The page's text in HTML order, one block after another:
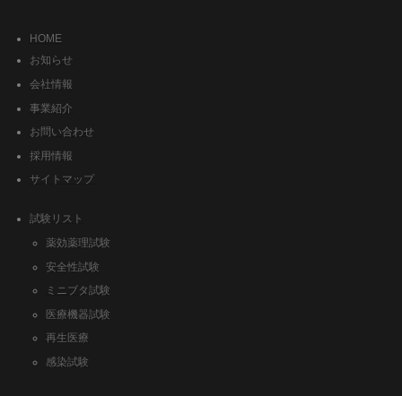
HOME
お知らせ
会社情報
事業紹介
お問い合わせ
採用情報
サイトマップ
試験リスト
薬効薬理試験
安全性試験
ミニブタ試験
医療機器試験
再生医療
感染試験